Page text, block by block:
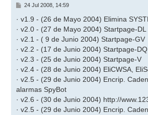
M
n
a
e
24 Jul 2008, 14:59
· v1.9 - (26 de Mayo 2004) Elimina
· v2.0 - (27 de Mayo 2004) Startpage-DL
· v2.1 - ( 9 de Junio 2004) Startpage-GV
· v2.2 - (17 de Junio 2004) Startpage-DQ
· v2.3 - (25 de Junio 2004) Startpage-V
· v2.4 - (28 de Junio 2004) EliCWSA,
· v2.5 - (29 de Junio 2004) Encrip.
alarmas SpyBot
· v2.6 - (30 de Junio 2004) http://
· v2.5 - (29 de Junio 2004) Encrip.